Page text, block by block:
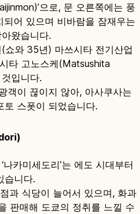
으로, 문 오른쪽에는 풍
어 있으며 비바람을 잠재우는
왔습니다.
쇼와 35년) 마쓰시타 전기산업
타 고노스케(Matsushita
입니다.
객이 끊이지 않아, 아사쿠사는
토 스폿이 되었습니다.
카미세도리’는 에도 시대부터
습니다.
과 식당이 늘어서 있으며, 화과
판매해 도쿄의 정취를 느낄 수